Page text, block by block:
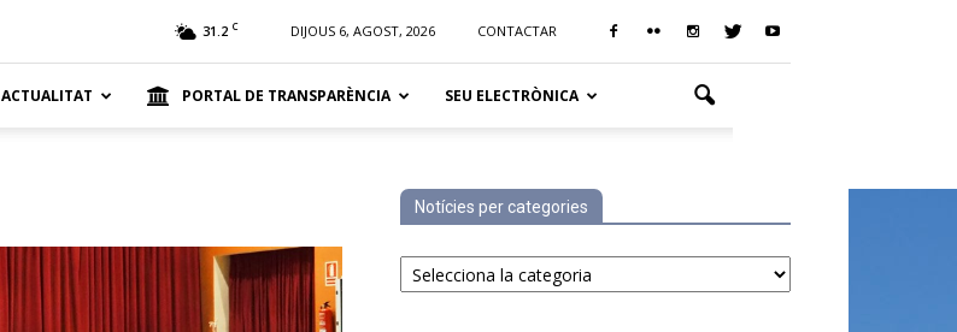
31.2 C DIJOUS 6, AGOST, 2026 CONTACTAR
ACTUALITAT PORTAL DE TRANSPARÈNCIA SEU ELECTRÒNICA
Notícies per categories
Notícies
per